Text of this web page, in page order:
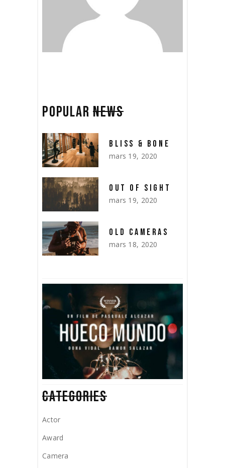
POPULARNEWS
BLISS & BONE
mars 19, 2020
OUT OF SIGHT
mars 19, 2020
OLD CAMERAS
mars 18, 2020
CATEGORIES
Actor
Award
Camera